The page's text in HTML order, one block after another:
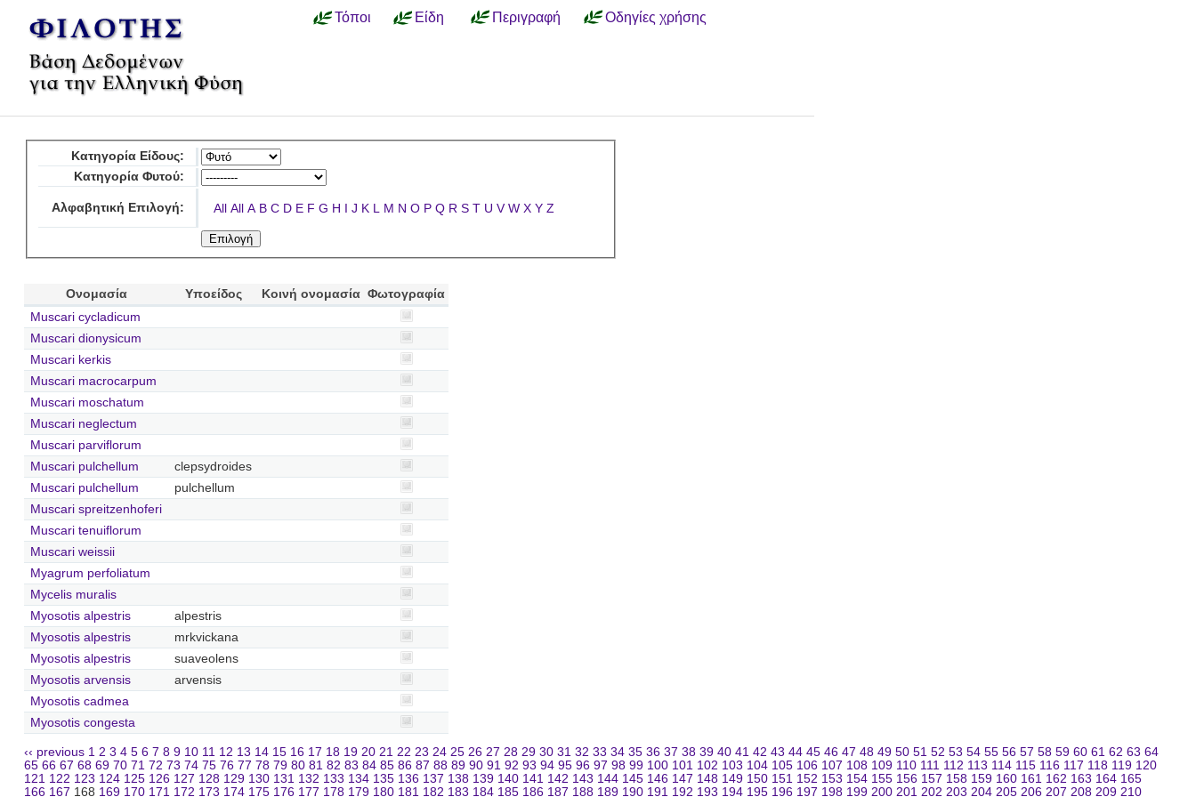
Τόποι Είδη Περιγραφή Οδηγίες χρήσης
Κατηγορία Είδους:
Κατηγορία Φυτού:
Αλφαβητική Επιλογή: All All A B C D E F G H I J K L M N O P Q R S T U V W X Y Z
Ονομασία Υποείδος Κοινή ονομασία Φωτογραφία
Muscari cycladicum
Muscari dionysicum
Muscari kerkis
Muscari macrocarpum
Muscari moschatum
Muscari neglectum
Muscari parviflorum
Muscari pulchellum
clepsydroides
Muscari pulchellum
pulchellum
Muscari spreitzenhoferi
Muscari tenuiflorum
Muscari weissii
Myagrum perfoliatum
Mycelis muralis
Myosotis alpestris
alpestris
Myosotis alpestris
mrkvickana
Myosotis alpestris
suaveolens
Myosotis arvensis
arvensis
Myosotis cadmea
Myosotis congesta
‹‹ previous 1 2 3 4 5 6 7 8 9 10 11 12 13 14 15 16 17 18 19 20 21 22 23 24 25 26 27 28 29 30 31 32 33 34 35 36 37 38 39 40 41 42 43 44 45 46 47 48 49 50 51 52 53 54 55 56 57 58 59 60 61 62 63 64
65 66 67 68 69 70 71 72 73 74 75 76 77 78 79 80 81 82 83 84 85 86 87 88 89 90 91 92 93 94 95 96 97 98 99 100 101 102 103 104 105 106 107 108 109 110 111 112 113 114 115 116 117 118 119 120
121 122 123 124 125 126 127 128 129 130 131 132 133 134 135 136 137 138 139 140 141 142 143 144 145 146 147 148 149 150 151 152 153 154 155 156 157 158 159 160 161 162 163 164 165
166 167 168 169 170 171 172 173 174 175 176 177 178 179 180 181 182 183 184 185 186 187 188 189 190 191 192 193 194 195 196 197 198 199 200 201 202 203 204 205 206 207 208 209 210